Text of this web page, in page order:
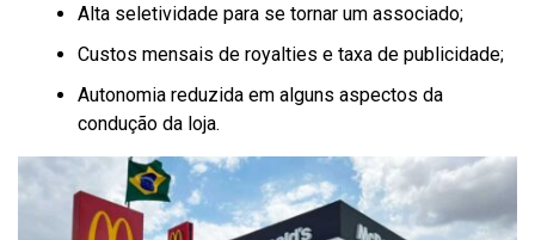
Alta seletividade para se tornar um associado;
Custos mensais de royalties e taxa de publicidade;
Autonomia reduzida em alguns aspectos da
condução da loja.